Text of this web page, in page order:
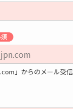
」からのメール受